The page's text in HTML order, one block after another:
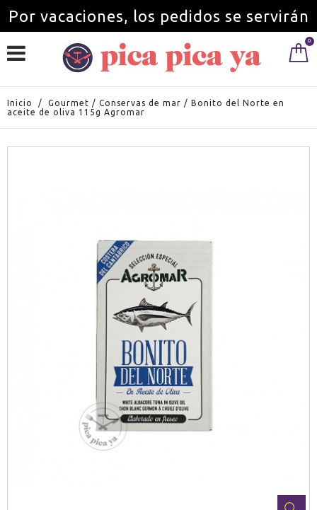
Por vacaciones, los pedidos se servirán
a partir del 1 de septiembre.
0
Inicio / Gourmet / Conservas de mar / Bonito del Norte en
aceite de oliva 115g Agromar